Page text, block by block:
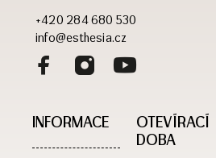
+420 284 680 530
info@esthesia.cz
INFORMACE
OTEVÍRACÍ
DOBA​